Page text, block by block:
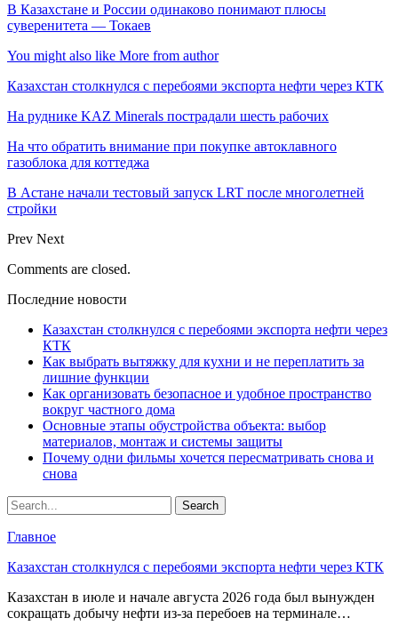
В Казахстане и России одинаково понимают плюсы
суверенитета — Токаев
You might also like More from author
Казахстан столкнулся с перебоями экспорта нефти через КТК
На руднике KAZ Minerals пострадали шесть рабочих
На что обратить внимание при покупке автоклавного
газоблока для коттеджа
В Астане начали тестовый запуск LRT после многолетней
стройки
Prev Next
Comments are closed.
Последние новости
Казахстан столкнулся с перебоями экспорта нефти через
КТК
Как выбрать вытяжку для кухни и не переплатить за
лишние функции
Как организовать безопасное и удобное пространство
вокруг частного дома
Основные этапы обустройства объекта: выбор
материалов, монтаж и системы защиты
Почему одни фильмы хочется пересматривать снова и
снова
Главное
Казахстан столкнулся с перебоями экспорта нефти через КТК
Казахстан в июле и начале августа 2026 года был вынужден
сокращать добычу нефти из-за перебоев на терминале…